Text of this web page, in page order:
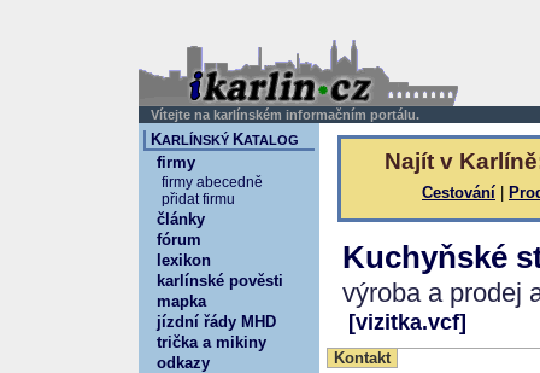
Vítejte na karlínském informačním portálu.
Najít v
Cestování
Kuchyňské
výroba a prodej
[vizitka.vcf]
Kontakt
KARLÍNSKÝ KATALOG
firmy
firmy abecedně
přidat firmu
články
fórum
lexikon
karlínské pověsti
mapka
jízdní řády MHD
trička a mikiny
odkazy